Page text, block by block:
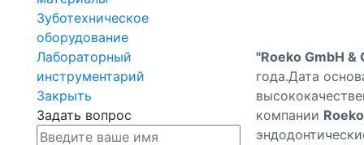
Зуботехническое
оборудование
Лабораторный
инструментарий
Закрыть
Задать вопрос
"Roeko GmbH &
года.Дата
компании Roeko